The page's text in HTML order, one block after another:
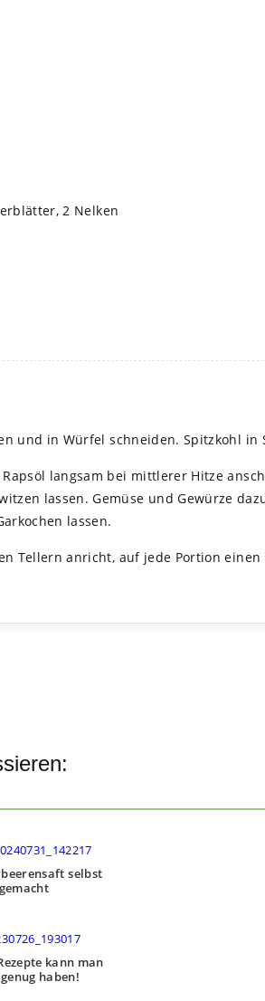
2 Nel­ken
und in Wür­fel schnei­den. Spitz­kohl in
lang­sam bei mitt­le­rer Hitze
las­sen. Gemüse und Gewürze
las­sen.
Tel­lern anricht, auf jede Por­tion
selbst
gemacht
kann man
haben!